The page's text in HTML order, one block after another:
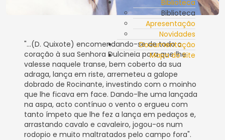
Biblioteca
Biblioteca
Apresentação
Novidades
Documentação
Mapa do Site
"...(D. Quixote) encomendando-se de todo o
coração à sua Senhora Dulcineia para que lhe
valesse naquele transe, bem coberto da sua
adraga, lança em riste, arremeteu a galope
dobrado de Rocinante, investindo com o moinho
que lhe ficava em face. Dando-lhe uma lançada
na aspa, acto contínuo o vento o ergueu com
tanto ímpeto que lhe fez a lança em pedaços e,
arrastando cavalo e cavaleiro, jogou-os num
rodopio e muito maltratados pelo campo fora".